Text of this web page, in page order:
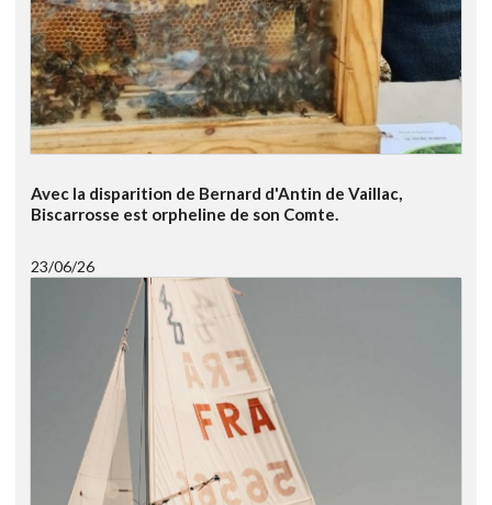
Avec la disparition de Bernard d'Antin de Vaillac,
Biscarrosse est orpheline de son Comte.
23/06/26